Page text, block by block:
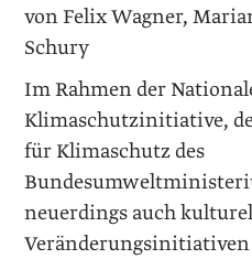
von Felix Wagner,
Schury
Im Rahmen der
Klimaschutzinitiative,
für Klimaschutz des
neuerdings auch
Veränderungsinitiativen